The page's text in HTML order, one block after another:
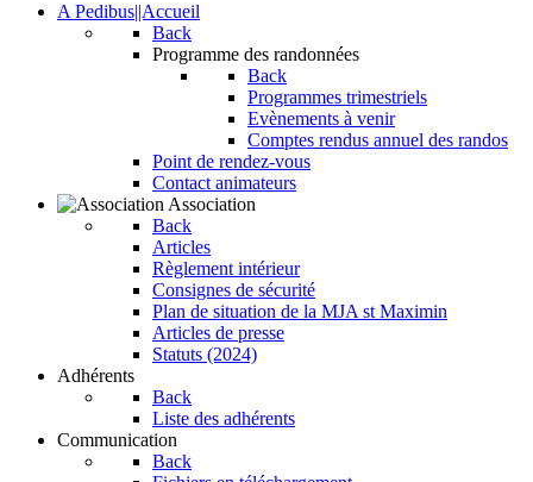
A Pedibus||Accueil
Back
Programme des randonnées
Back
Programmes trimestriels
Evènements à venir
Comptes rendus annuel des randos
Point de rendez-vous
Contact animateurs
Association
Back
Articles
Règlement intérieur
Consignes de sécurité
Plan de situation de la MJA st Maximin
Articles de presse
Statuts (2024)
Adhérents
Back
Liste des adhérents
Communication
Back